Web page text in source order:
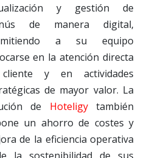
y gestión de
de manera digital,
a su equipo
en la atención directa
y en actividades
de mayor valor. La
de Hoteligytambién
un ahorro de costes y
de la eficiencia operativa